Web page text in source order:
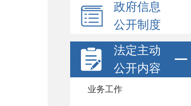
政府信息
公开制度
法定主动
公开内容
业务工作